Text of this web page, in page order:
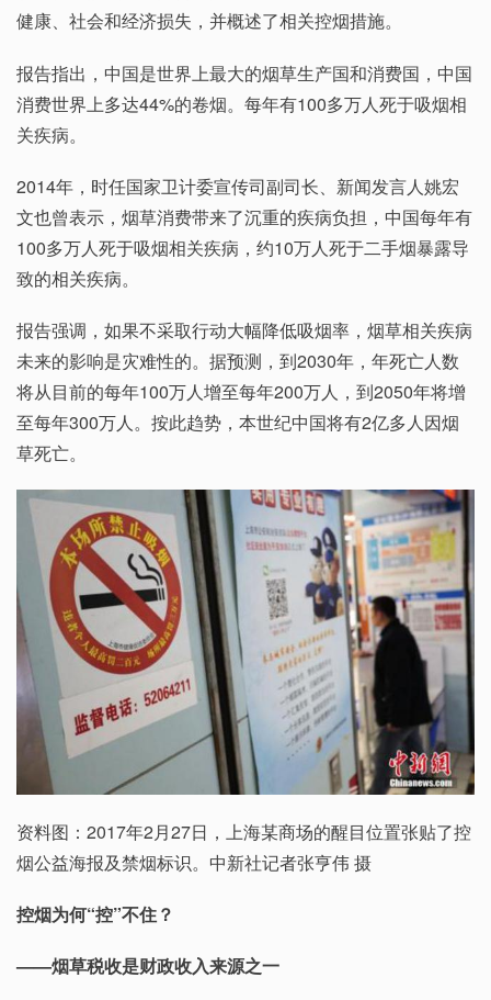
健康、社会和经济损失，并概述了相关控烟措施。
报告指出，中国是世界上最大的烟草生产国和消费国，中国
消费世界上多达44%的卷烟。每年有100多万人死于吸烟相
关疾病。
2014年，时任国家卫计委宣传司副司长、新闻发言人姚宏
文也曾表示，烟草消费带来了沉重的疾病负担，中国每年有
100多万人死于吸烟相关疾病，约10万人死于二手烟暴露导
致的相关疾病。
报告强调，如果不采取行动大幅降低吸烟率，烟草相关疾病
未来的影响是灾难性的。据预测，到2030年，年死亡人数
将从目前的每年100万人增至每年200万人，到2050年将增
至每年300万人。按此趋势，本世纪中国将有2亿多人因烟
草死亡。
资料图：2017年2月27日，上海某商场的醒目位置张贴了控
烟公益海报及禁烟标识。中新社记者张亨伟 摄
控烟为何“控”不住？
——烟草税收是财政收入来源之一